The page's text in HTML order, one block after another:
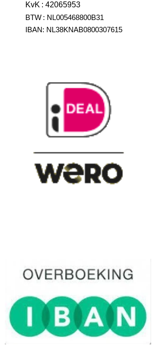
KvK : 42065953
BTW : NL005468800B31
IBAN: NL38KNAB0800307615